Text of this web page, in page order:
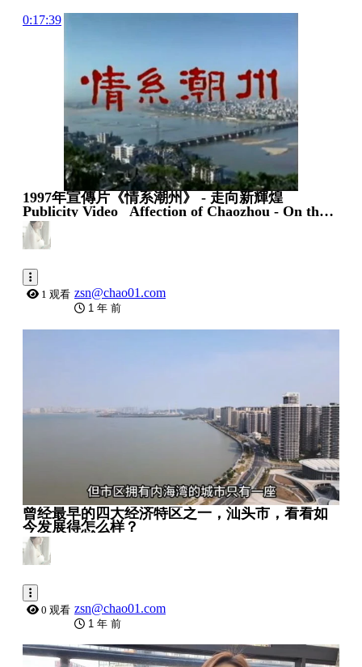
0:17:39
1997年宣傳片《情系潮州》 - 走向新輝煌
Publicity Video_ Affection of Chaozhou - On the
Path of Glory
1 观看 zsn@chao01.com
1 年 前
曾经最早的四大经济特区之一，汕头市，看看如
今发展得怎么样？
0 观看 zsn@chao01.com
1 年 前
0:01:58